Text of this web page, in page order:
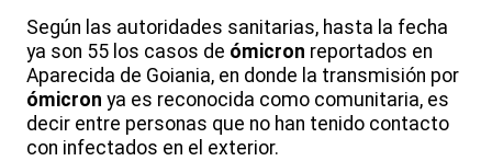
Según las autoridades sanitarias, hasta la fecha
ya son 55 los casos de ómicron reportados en
Aparecida de Goiania, en donde la transmisión por
ómicron ya es reconocida como comunitaria, es
decir entre personas que no han tenido contacto
con infectados en el exterior.